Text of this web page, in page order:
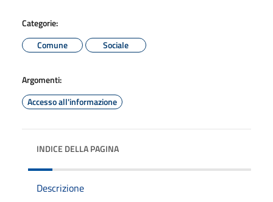
Categorie:
Comune
Sociale
Argomenti:
Accesso all'informazione
INDICE DELLA PAGINA
Descrizione